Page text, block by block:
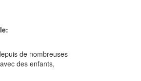
de nombreuses
des enfants,